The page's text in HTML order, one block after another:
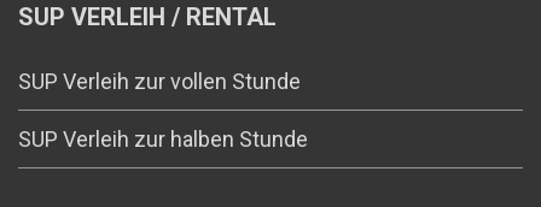
SUP VERLEIH / RENTAL
SUP Verleih zur vollen Stunde
SUP Verleih zur halben Stunde